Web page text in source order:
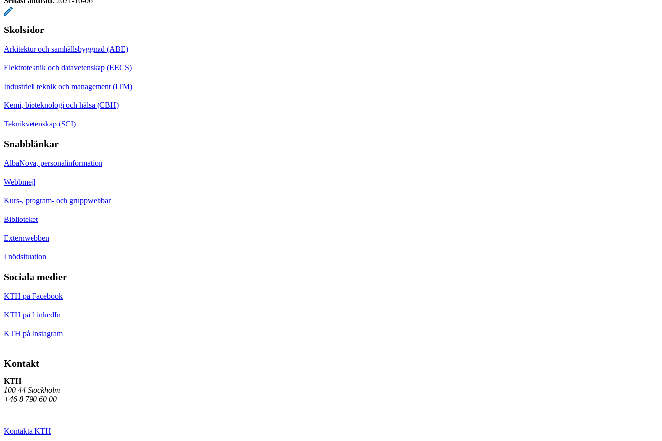
Skolsidor
Arkitektur och samhällsbyggnad (ABE)
Elektroteknik och datavetenskap (EECS)
Industriell teknik och management (ITM)
Kemi, bioteknologi och hälsa (CBH)
Teknikvetenskap (SCI)
Snabblänkar
AlbaNova, personalinformation
Webbmejl
Kurs-, program- och gruppwebbar
Biblioteket
Externwebben
I nödsituation
Sociala medier
KTH på Facebook
KTH på LinkedIn
KTH på Instagram
Kontakt
KTH
100 44 Stockholm
+46 8 790 60 00
Kontakta KTH